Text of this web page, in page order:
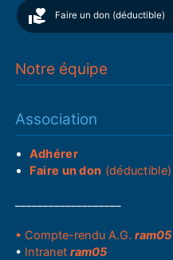
Faire un don (déductible)
Notre équipe
Association
Adhérer
Faire un don (déductible)
• Compte-rendu A.G.ram05
• Intranetram05